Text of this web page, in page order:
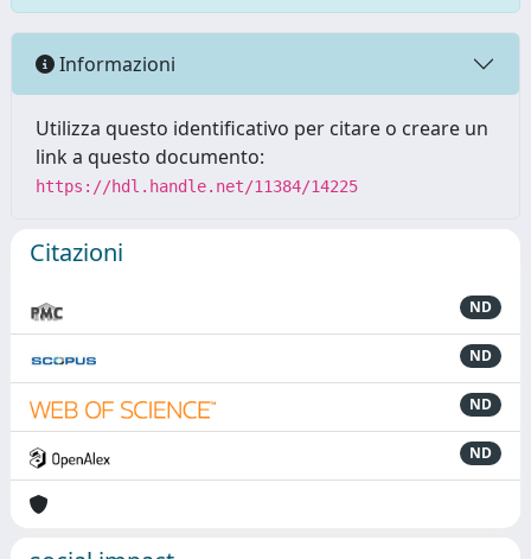
Informazioni
Utilizza questo identificativo per citare o creare un
link a questo documento:
https://hdl.handle.net/11384/14225
Citazioni
ND
ND
ND
ND